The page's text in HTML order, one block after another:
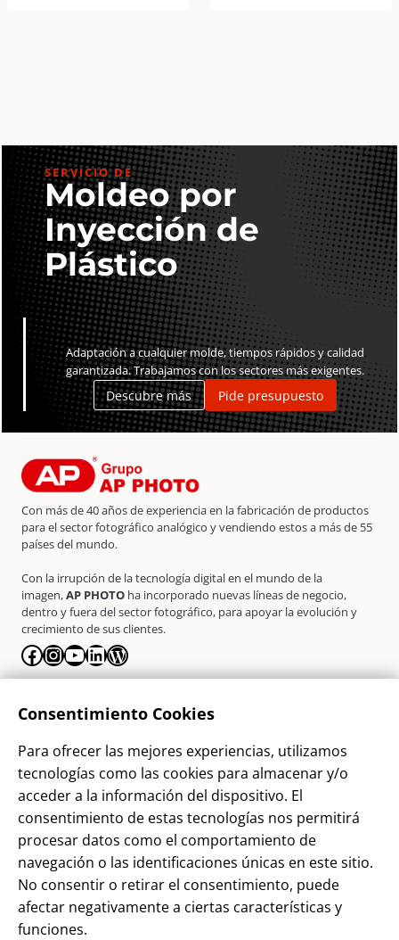
SERVICIO DE
Moldeo por
Inyección de
Plástico
Adaptación a cualquier molde, tiempos rápidos y calidad
garantizada. Trabajamos con los sectores más exigentes.
Descubre más Pide presupuesto
Con más de 40 años de experiencia en la fabricación de productos
para el sector fotográfico analógico y vendiendo estos a más de 55
países del mundo.
Con la irrupción de la tecnología digital en el mundo de la
imagen,AP PHOTO ha incorporado nuevas líneas de negocio,
dentro y fuera del sector fotográfico, para apoyar la evolución y
crecimiento de sus clientes.
Facebook
Instagram
YouTube
LinkedIn
WordPress
Contacto
Sostenibilidad
Blog
Alta Cliente
Aviso Legal
Términos y Condiciones
Consentimiento Cookies
Para ofrecer las mejores experiencias, utilizamos
tecnologías como las cookies para almacenar y/o
acceder a la información del dispositivo. El
consentimiento de estas tecnologías nos permitirá
procesar datos como el comportamiento de
navegación o las identificaciones únicas en este sitio.
No consentir o retirar el consentimiento, puede
afectar negativamente a ciertas características y
funciones.